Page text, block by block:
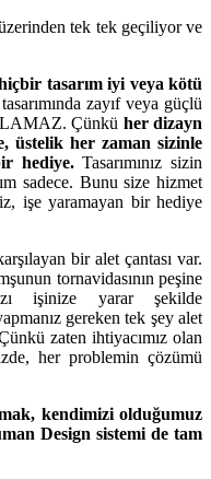
tek tek geçiliyor ve
tasarım iyi veya kötü
zayıf veya güçlü
Çünkü her dizayn
üstelik her zaman sizinle
hediye.Tasarımınız sizin
sadece. Bunu size hizmet
işe yaramayan bir hediye
bir alet çantası var.
tornavidasının peşine
işinize yarar şekilde
gereken tek şey alet
zaten ihtiyacımız olan
her problemin çözümü
kendimizi olduğumuz
Design sistemi de tam